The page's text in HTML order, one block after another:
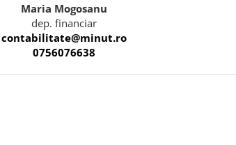
Maria Mogosanu
dep. financiar
contabilitate@minut.ro
0756076638